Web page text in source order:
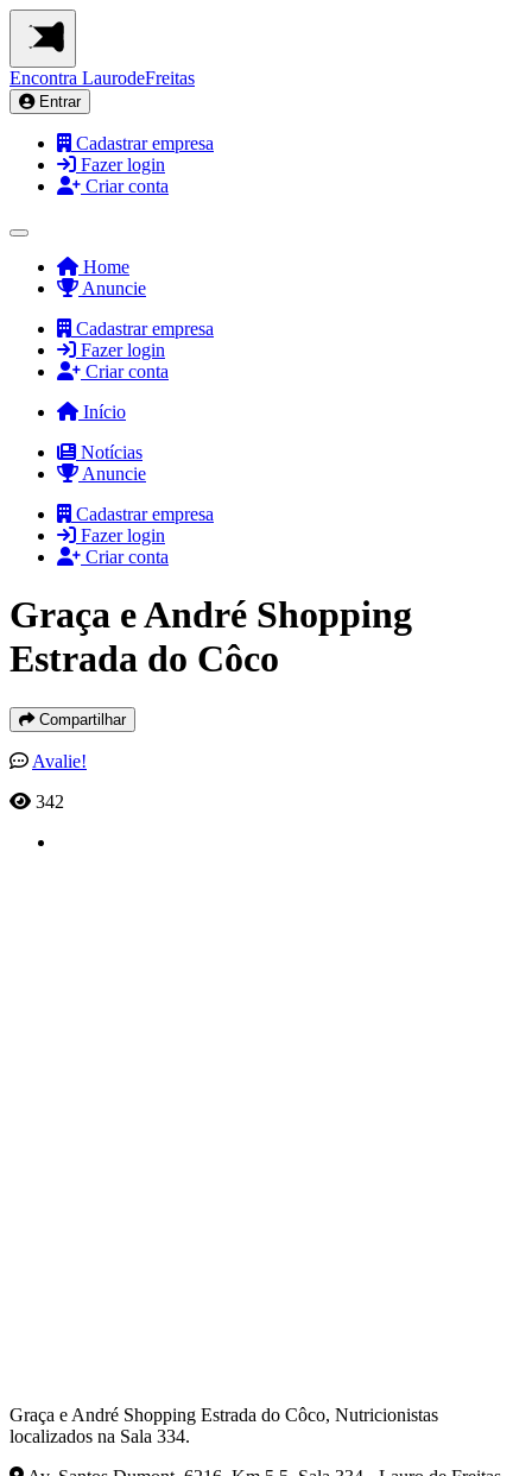
Encontra LaurodeFreitas
Entrar
Cadastrar empresa
Fazer login
Criar conta
Home
Anuncie
Cadastrar empresa
Fazer login
Criar conta
Início
Notícias
Anuncie
Cadastrar empresa
Fazer login
Criar conta
Graça e André Shopping
Estrada do Côco
Compartilhar
Avalie!
342
Graça e André Shopping Estrada do Côco, Nutricionistas
localizados na Sala 334.